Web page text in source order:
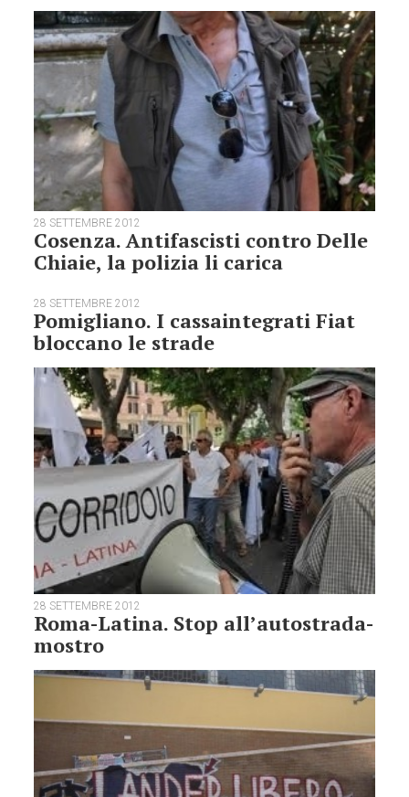
28 SETTEMBRE 2012
Cosenza. Antifascisti contro Delle
Chiaie, la polizia li carica
28 SETTEMBRE 2012
Pomigliano. I cassaintegrati Fiat
bloccano le strade
28 SETTEMBRE 2012
Roma-Latina. Stop all’autostrada-
mostro